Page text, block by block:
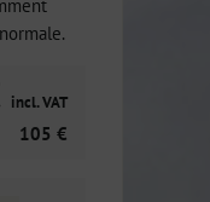
incl. VAT
105 €